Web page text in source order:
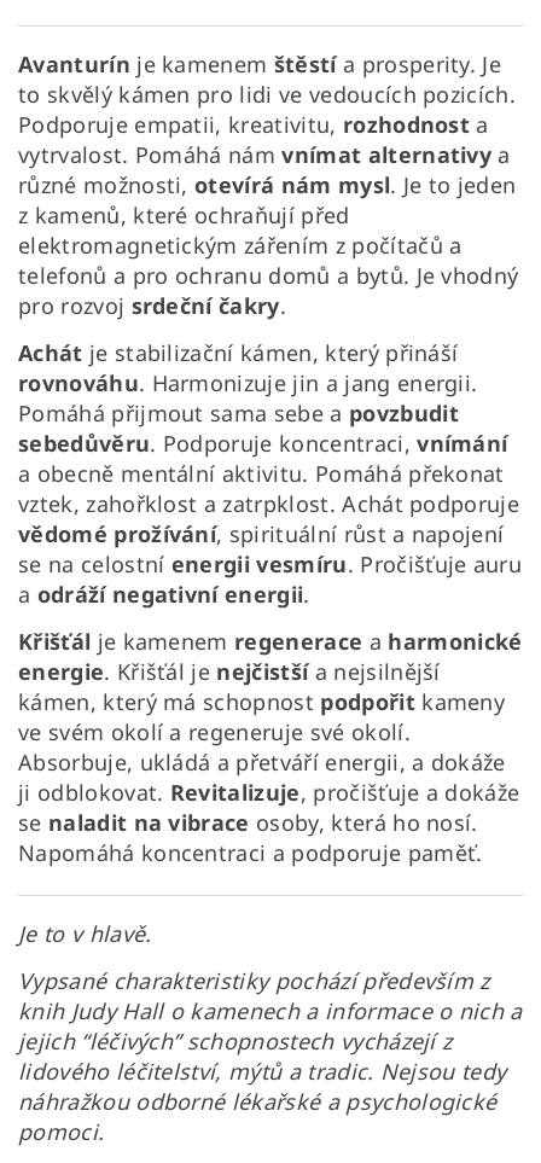
Avanturín je kamenem štěstía prosperity. Je
to skvělý kámen pro lidi ve vedoucích pozicích.
Podporuje empatii, kreativitu, rozhodnost a
vytrvalost. Pomáhá námvnímat alternativy a
různé možnosti,otevírá nám mysl. Je to jeden
z kamenů, které ochraňují před
elektromagnetickým zářením z počítačů a
telefonů a pro ochranu domů a bytů. Je vhodný
pro rozvoj srdeční čakry.
Achát je stabilizační kámen, který přináší
rovnováhu. Harmonizuje jin a jang energii.
Pomáhá přijmout sama sebe a povzbudit
sebedůvěru. Podporuje koncentraci,vnímání
a obecně mentální aktivitu. Pomáhá překonat
vztek, zahořklost a zatrpklost. Achát podporuje
vědomé prožívání, spirituální růst a napojení
se na celostní energii vesmíru. Pročišťuje auru
a odráží negativní energii.
Křišťál je kamenem regenerace a harmonické
energie. Křišťál je nejčistšía nejsilnější
kámen, který má schopnost podpořitkameny
ve svém okolí a regeneruje své okolí.
Absorbuje, ukládá a přetváří energii, a dokáže
ji odblokovat. Revitalizuje, pročišťuje a dokáže
se naladit na vibrace osoby, která ho nosí.
Napomáhá koncentraci a podporuje paměť.
Je to v hlavě.
Vypsané charakteristiky pochází především z
knih Judy Hall o kamenech a informace o nich a
jejich “léčivých” schopnostech vycházejí z
lidového léčitelství, mýtů a tradic. Nejsou tedy
náhražkou odborné lékařské a psychologické
pomoci.